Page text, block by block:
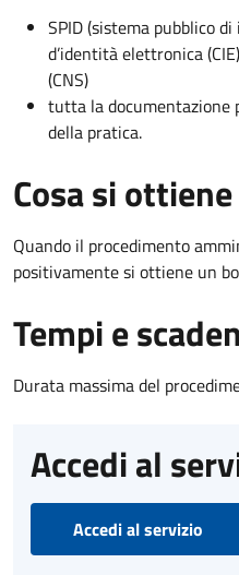
SPID (sistema pubblico
d’identità elettronica
(CNS)
tutta la documentazione
della pratica.
Cosa si ottiene
Quando il procedimento
positivamente si ottiene un
Tempi e
Durata massima del
Accedi al
Accedi al servizio